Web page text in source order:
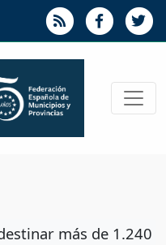
más de 1.240